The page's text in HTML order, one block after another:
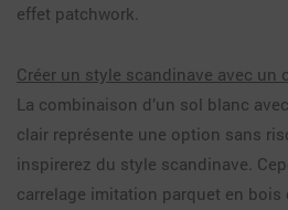
effet patchwork.
Créer un style scandinave avec un
La combinaison d’un sol blanc
clair représente une option sans
inspirerez du style scandinave.
carrelage imitation parquet en bois